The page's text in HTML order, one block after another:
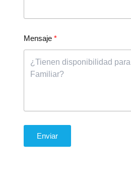
Mensaje
Enviar